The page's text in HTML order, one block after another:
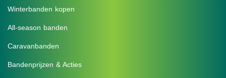
Winterbanden kopen
All-season banden
Caravanbanden
Bandenprijzen & Acties